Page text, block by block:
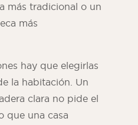
más tradicional o un
más
hay que elegirlas
la habitación. Un
clara no pide el
que una casa